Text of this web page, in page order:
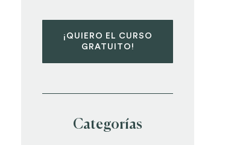
¡QUIERO EL CURSO
GRATUITO!
Categorías